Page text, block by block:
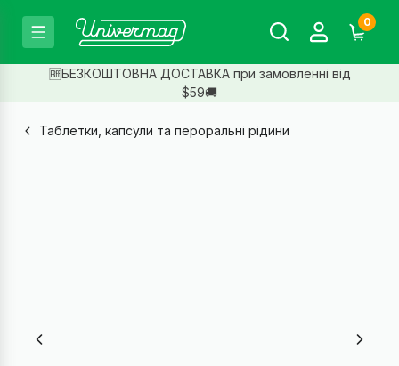
0
🆓БЕЗКОШТОВНА ДОСТАВКА при замовленні від
$59🚚
Таблетки, капсули та пероральні рідини